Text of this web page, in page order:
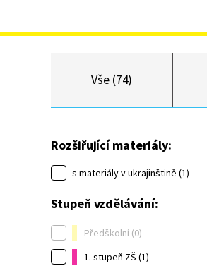
Vše (74)
Rozšiřující materiály:
s materiály v ukrajinštině (1)
Stupeň vzdělávání:
Předškolní (0)
1. stupeň ZŠ (1)